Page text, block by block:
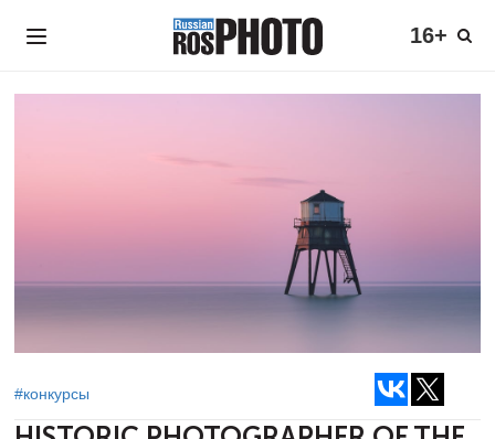
16+
#конкурсы